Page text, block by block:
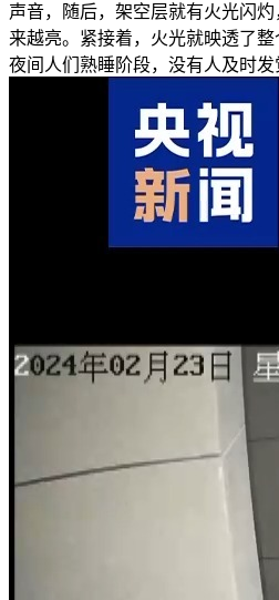
声音，随后，架空层就有火光闪
来越亮。紧接着，火光就映透了
夜间人们熟睡阶段，没有人及时发